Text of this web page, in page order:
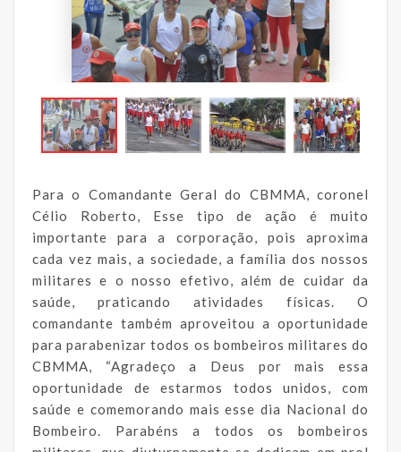
Para o Comandante Geral do CBMMA, coronel
Célio Roberto, Esse tipo de ação é muito
importante para a corporação, pois aproxima
cada vez mais, a sociedade, a família dos nossos
militares e o nosso efetivo, além de cuidar da
saúde, praticando atividades físicas. O
comandante também aproveitou a oportunidade
para parabenizar todos os bombeiros militares do
CBMMA, “Agradeço a Deus por mais essa
oportunidade de estarmos todos unidos, com
saúde e comemorando mais esse dia Nacional do
Bombeiro. Parabéns a todos os bombeiros